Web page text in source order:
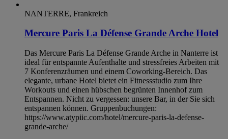
NANTERRE, Frankreich
Mercure Paris La Défense Grande Arche Hotel
Das Mercure Paris La Défense Grande Arche in Nanterre ist
ideal für entspannte Aufenthalte und stressfreies Arbeiten mit
7 Konferenzräumen und einem Coworking-Bereich. Das
elegante, urbane Hotel bietet ein Fitnessstudio zum Ihre
Workouts und einen hübschen begrünten Innenhof zum
Entspannen. Nicht zu vergessen: unsere Bar, in der Sie sich
entspannen können. Gruppenbuchungen:
https://www.atypiic.com/hotel/mercure-paris-la-defense-
grande-arche/